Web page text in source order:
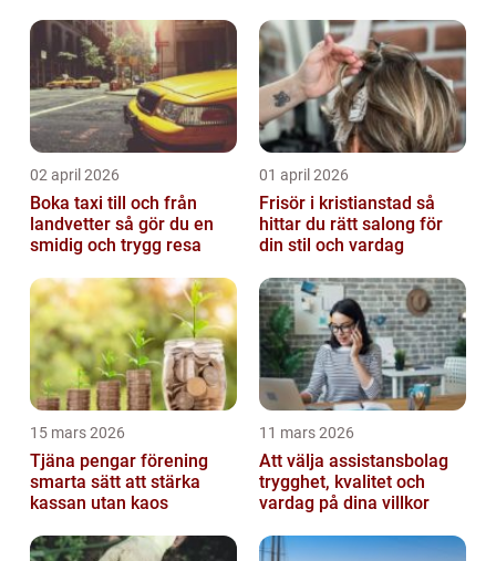
02 april 2026
Boka taxi till och från
landvetter så gör du en
smidig och trygg resa
01 april 2026
Frisör i kristianstad så
hittar du rätt salong för
din stil och vardag
15 mars 2026
Tjäna pengar förening
smarta sätt att stärka
kassan utan kaos
11 mars 2026
Att välja assistansbolag
trygghet, kvalitet och
vardag på dina villkor